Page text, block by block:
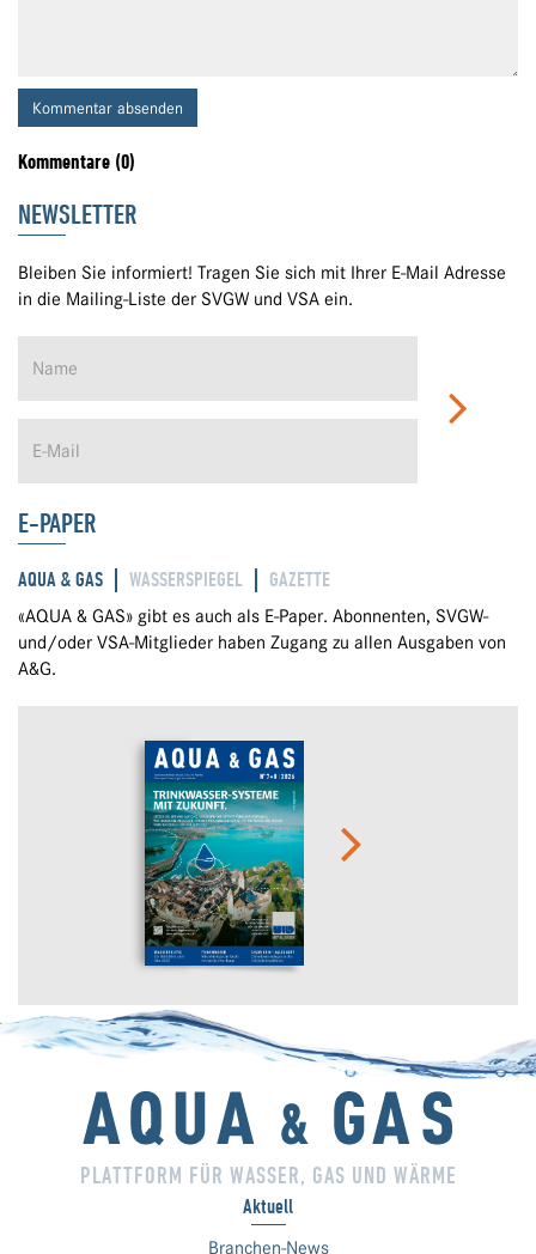
Kommentar absenden
Kommentare (0)
NEWSLETTER
Bleiben Sie informiert! Tragen Sie sich mit Ihrer E-Mail Adresse
in die Mailing-Liste der SVGW und VSA ein.
E-PAPER
AQUA & GAS WASSERSPIEGEL GAZETTE
«AQUA & GAS» gibt es auch als E-Paper. Abonnenten, SVGW-
und/oder VSA-Mitglieder haben Zugang zu allen Ausgaben von
A&G.
PLATTFORM FÜR WASSER, GAS UND WÄRME
Aktuell
Branchen-News